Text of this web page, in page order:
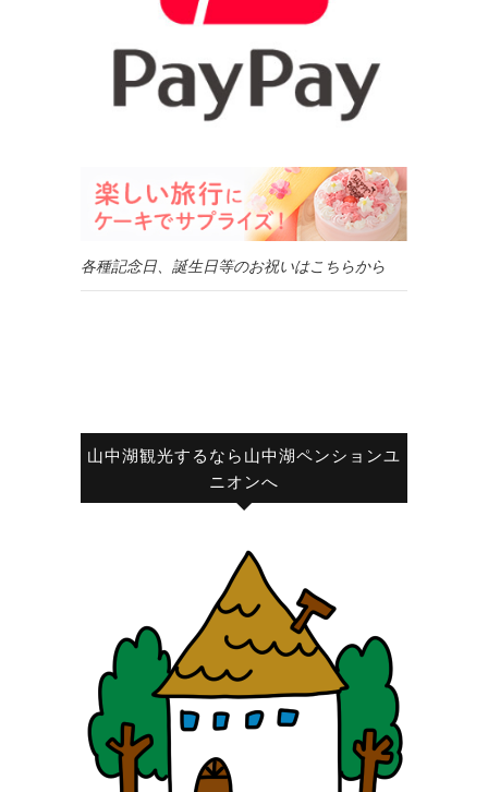
各種記念日、誕生日等のお祝いはこちらから
山中湖観光するなら山中湖ペンションユ
ニオンへ